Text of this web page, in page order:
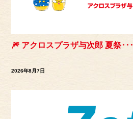
🎆 アクロスプラザ与次郎 夏祭･･･
2026年8月7日